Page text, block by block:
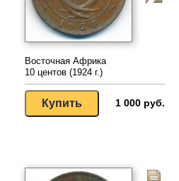
Восточная Африка
10 центов (1924 г.)
1 000 руб.